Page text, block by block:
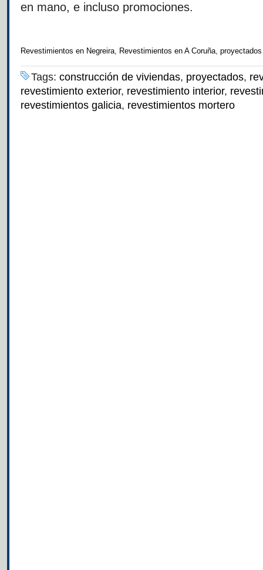
en mano, e incluso promociones.
Revestimientos en Negreira, Revestimientos en A Coruña,
Tags: construcción de viviendas, proyectados,
revestimiento exterior, revestimiento interior,
revestimientos galicia, revestimientos mortero